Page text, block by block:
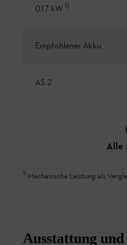
0.17 kW1)
Empfohlener Akku
AS 2
Alle
1) Mechanische Leistung als
Ausstattung